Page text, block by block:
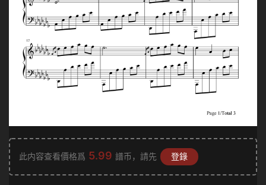
此内容查看價格爲 5.99 譜币，請先 登錄